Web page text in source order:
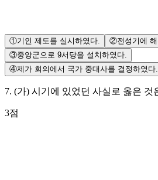
①기인 제도를 실시하였다. ②전성기에
③중앙군으로 9서당을 설치하였다.
④제가 회의에서 국가 중대사를 결정하였다.
7. (가) 시기에 있었던 사실로 옳은 것
3점